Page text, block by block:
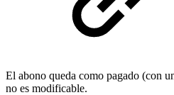
El abono queda como pagado (con
no es modificable.